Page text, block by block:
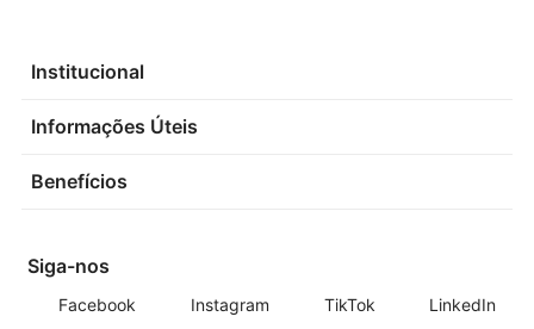
Institucional
Informações Úteis
Benefícios
Siga-nos
Facebook Instagram TikTok LinkedIn